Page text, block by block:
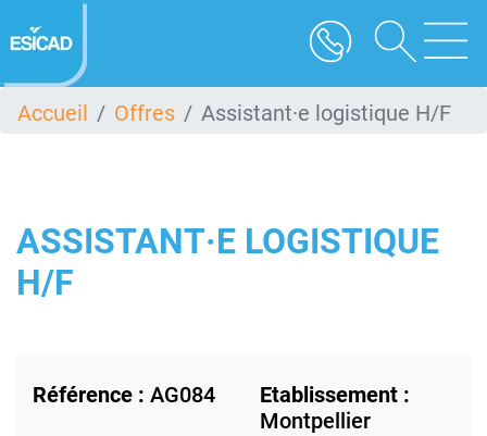
au
contenu
Accueil Offres Assistant·e logistique H/F
ASSISTANT·E LOGISTIQUE
H/F
Référence : AG084
Etablissement :
Montpellier